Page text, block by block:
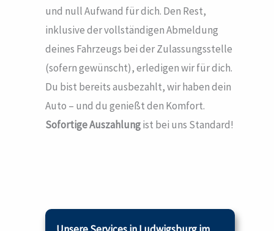
und null Aufwand für dich. Den Rest,
inklusive der vollständigen Abmeldung
deines Fahrzeugs bei der Zulassungsstelle
(sofern gewünscht), erledigen wir für dich.
Du bist bereits ausbezahlt, wir haben dein
Auto – und du genießt den Komfort.
Sofortige Auszahlungist bei uns Standard!